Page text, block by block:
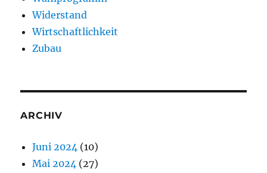
Widerstand
Wirtschaftlichkeit
Zubau
ARCHIV
Juni 2024 (10)
Mai 2024 (27)